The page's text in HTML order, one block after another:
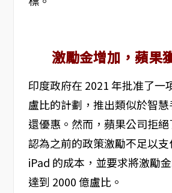
激勵金增加，蘋果
印度政府在 2021 年批准了一
盧比的計劃，推出類似於智
還優惠。然而，蘋果公司拒絕
認為之前的政策激勵不足以
iPad 的成本，並要求將激勵
達到 2000 億盧比。